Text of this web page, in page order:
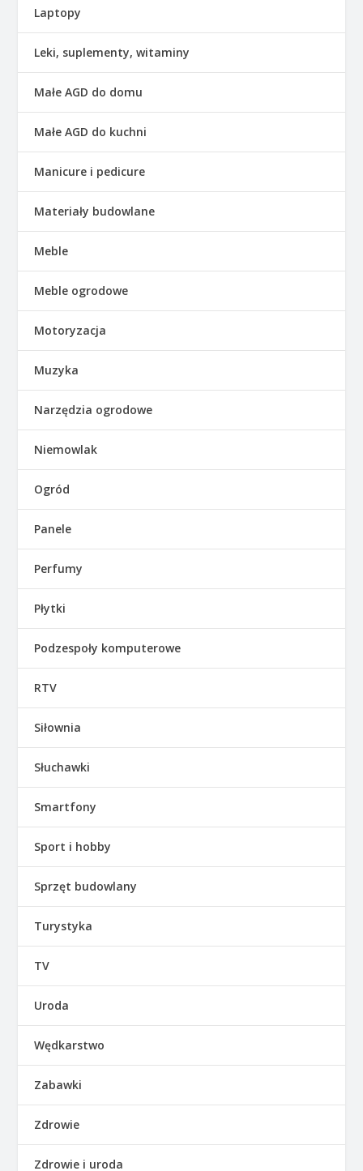
Laptopy
Leki, suplementy, witaminy
Małe AGD do domu
Małe AGD do kuchni
Manicure i pedicure
Materiały budowlane
Meble
Meble ogrodowe
Motoryzacja
Muzyka
Narzędzia ogrodowe
Niemowlak
Ogród
Panele
Perfumy
Płytki
Podzespoły komputerowe
RTV
Siłownia
Słuchawki
Smartfony
Sport i hobby
Sprzęt budowlany
Turystyka
TV
Uroda
Wędkarstwo
Zabawki
Zdrowie
Zdrowie i uroda